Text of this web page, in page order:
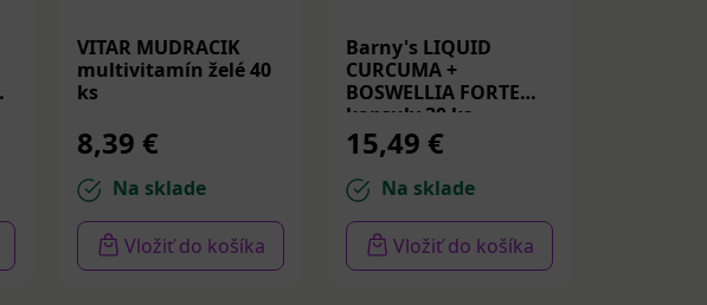
VITAR MUDRACIK
multivitamín želé 40
ks
8,39 €
Na sklade
Vložiť do košíka
Barny's LIQUID
CURCUMA +
BOSWELLIA FORTE
kapsuly 30 ks
15,49 €
Na sklade
Vložiť do košíka